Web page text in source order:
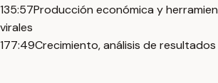
135:57Producción económica y
virales
177:49Crecimiento, análisis de